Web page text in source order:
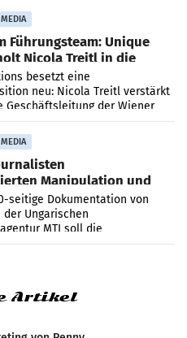
Führungsteam: Unique
Nicola Treitl in die
besetzt eine
neu: Nicola Treitl verstärkt
Geschäftsleitung der Wiener
der Seite von Josef Kalina und
Manipulation und
seitige Dokumentation von
Ungarischen
MTI soll die
Nachrichten-Manipulation und
Artikel